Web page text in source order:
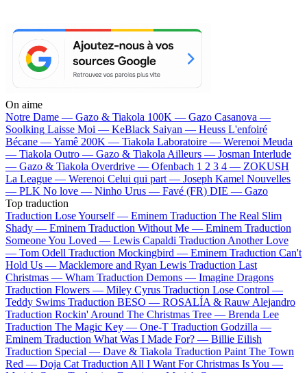
On aime
Notre Dame — Gazo & Tiakola 100K — Gazo Casanova —
Soolking Laisse Moi — KeBlack Saiyan — Heuss L'enfoiré
Bécane —Yamê 200K — Tiakola Laboratoire — Werenoi Meuda
— Tiakola Outro — Gazo & Tiakola Ailleurs — Josman Interlude
— Gazo & Tiakola Overdrive — Ofenbach 1 2 3 4 — ZOKUSH
La League — Werenoi Celui qui part — Joseph Kamel Nouvelles
— PLK No love — Ninho Urus — Favé (FR) DIE — Gazo
Top traduction
Traduction Lose Yourself — Eminem Traduction The Real Slim
Shady — Eminem Traduction Without Me — Eminem Traduction
Someone You Loved — Lewis Capaldi Traduction Another Love
— Tom Odell Traduction Mockingbird — Eminem Traduction Can't
Hold Us — Macklemore and Ryan Lewis Traduction Last
Christmas — Wham Traduction Demons — Imagine Dragons
Traduction Flowers — Miley Cyrus Traduction Lose Control —
Teddy Swims Traduction BESO — ROSALÍA & Rauw Alejandro
Traduction Rockin' Around The Christmas Tree — Brenda Lee
Traduction The Magic Key — One-T Traduction Godzilla —
Eminem Traduction What Was I Made For? — Billie Eilish
Traduction Special — Dave & Tiakola Traduction Paint The Town
Red — Doja Cat Traduction All I Want For Christmas Is You —